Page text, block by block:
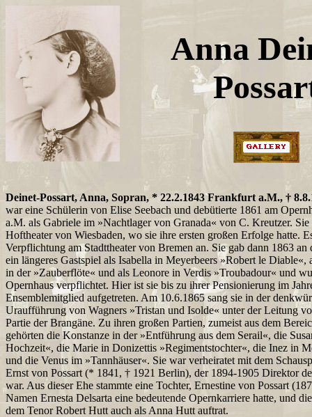
Anna
Deinet-Possart, Anna, Sopran, * 22.2.1843 Frankfurt a.M., †
war eine Schülerin von Elise Seebach und debütierte 1861 am
a.M. als Gabriele im »Nachtlager von Granada« von C. Kreutzer.
Hoftheater von Wiesbaden, wo sie ihre ersten großen Erfolge hatte.
Verpflichtung am Stadttheater von Bremen an. Sie gab dann 1863
ein längeres Gastspiel als Isabella in Meyerbeers »Robert le
in der »Zauberflöte« und als Leonore in Verdis »Troubadour« und
Opernhaus verpflichtet. Hier ist sie bis zu ihrer Pensionierung im
Ensemblemitglied aufgetreten. Am 10.6.1865 sang sie in der
Uraufführung von Wagners »Tristan und Isolde« unter der Leitung
Partie der Brangäne. Zu ihren großen Partien, zumeist aus dem
gehörten die Konstanze in der »Entführung aus dem Serail«, die
Hochzeit«, die Marie in Donizettis »Regimentstochter«, die Inez in
und die Venus im »Tannhäuser«. Sie war verheiratet mit dem
Ernst von Possart (* 1841, † 1921 Berlin), der 1894-1905 Direktor
war. Aus dieser Ehe stammte eine Tochter, Ernestine von Possart
Namen Ernesta Delsarta eine bedeutende Opernkarriere hatte, und
dem Tenor Robert Hutt auch als Anna Hutt auftrat.